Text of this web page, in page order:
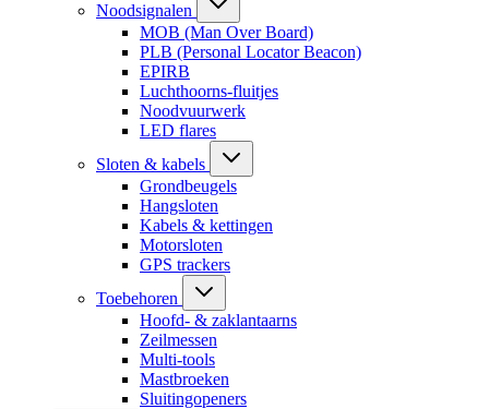
Noodsignalen
MOB (Man Over Board)
PLB (Personal Locator Beacon)
EPIRB
Luchthoorns-fluitjes
Noodvuurwerk
LED flares
Sloten & kabels
Grondbeugels
Hangsloten
Kabels & kettingen
Motorsloten
GPS trackers
Toebehoren
Hoofd- & zaklantaarns
Zeilmessen
Multi-tools
Mastbroeken
Sluitingopeners